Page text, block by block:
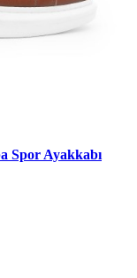
Spor Ayakkabı